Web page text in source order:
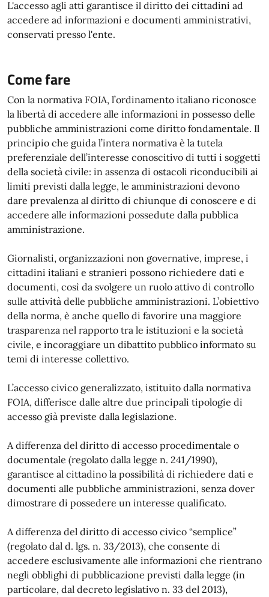
L'accesso agli atti garantisce il diritto dei cittadini ad
accedere ad informazioni e documenti amministrativi,
conservati presso l'ente.
Come fare
Con la normativa FOIA, l’ordinamento italiano riconosce
la libertà di accedere alle informazioni in possesso delle
pubbliche amministrazioni come diritto fondamentale. Il
principio che guida l’intera normativa è la tutela
preferenziale dell’interesse conoscitivo di tutti i soggetti
della società civile: in assenza di ostacoli riconducibili ai
limiti previsti dalla legge, le amministrazioni devono
dare prevalenza al diritto di chiunque di conoscere e di
accedere alle informazioni possedute dalla pubblica
amministrazione.
Giornalisti, organizzazioni non governative, imprese, i
cittadini italiani e stranieri possono richiedere dati e
documenti, così da svolgere un ruolo attivo di controllo
sulle attività delle pubbliche amministrazioni. L’obiettivo
della norma, è anche quello di favorire una maggiore
trasparenza nel rapporto tra le istituzioni e la società
civile, e incoraggiare un dibattito pubblico informato su
temi di interesse collettivo.
L’accesso civico generalizzato, istituito dalla normativa
FOIA, differisce dalle altre due principali tipologie di
accesso già previste dalla legislazione.
A differenza del diritto di accesso procedimentale o
documentale (regolato dalla legge n. 241/1990),
garantisce al cittadino la possibilità di richiedere dati e
documenti alle pubbliche amministrazioni, senza dover
dimostrare di possedere un interesse qualificato.
A differenza del diritto di accesso civico “semplice”
(regolato dal d. lgs. n. 33/2013), che consente di
accedere esclusivamente alle informazioni che rientrano
negli obblighi di pubblicazione previsti dalla legge (in
particolare, dal decreto legislativo n. 33 del 2013),